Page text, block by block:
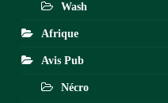
Wash
Afrique
Avis Pub
Nécro